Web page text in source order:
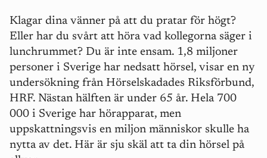
Klagar dina vänner på att du pratar för högt?
Eller har du svårt att höra vad kollegorna säger i
lunchrummet? Du är inte ensam. 1,8 miljoner
personer i Sverige har nedsatt hörsel, visar en ny
undersökning från Hörselskadades Riksförbund,
HRF. Nästan hälften är under 65 år. Hela 700
000 i Sverige har hörapparat, men
uppskattningsvis en miljon människor skulle ha
nytta av det. Här är sju skäl att ta din hörsel på